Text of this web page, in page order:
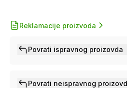
Reklamacije proizvoda
Povrati ispravnog proizovda
Povrati neispravnog